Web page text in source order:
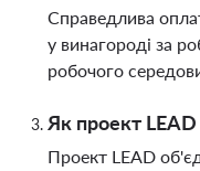
Справедлива
у винагороді за
робочого
Як проект LEAD
Проект LEAD